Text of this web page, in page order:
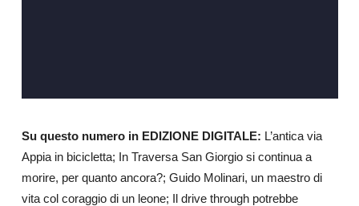
Su questo numero in EDIZIONE DIGITALE: L’antica via
Appia in bicicletta; In Traversa San Giorgio si continua a
morire, per quanto ancora?; Guido Molinari, un maestro di
vita col coraggio di un leone; Il drive through potrebbe